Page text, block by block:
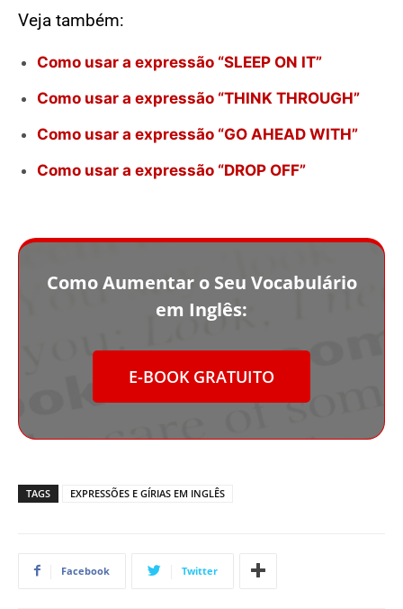
Veja também:
Como usar a expressão “SLEEP ON IT”
Como usar a expressão “THINK THROUGH”
Como usar a expressão “GO AHEAD WITH”
Como usar a expressão “DROP OFF”
Como Aumentar o Seu Vocabulário
em Inglês:
E-BOOK GRATUITO
TAGS EXPRESSÕES E GÍRIAS EM INGLÊS
Facebook Twitter